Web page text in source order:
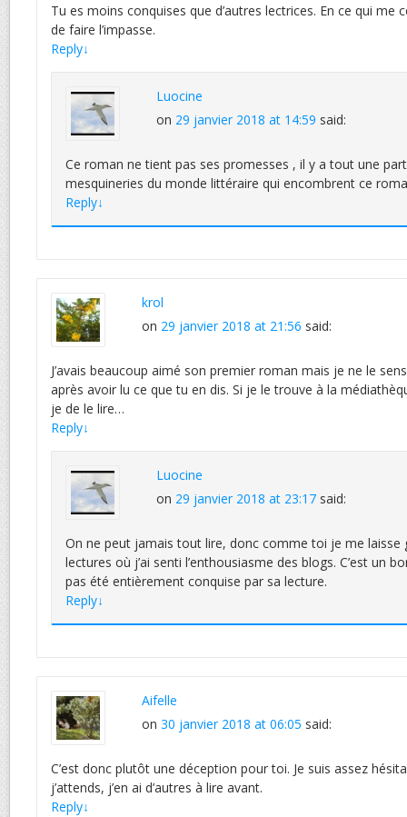
Tu es moins conquises que d’autres lectrices. En ce qui me
de faire l’impasse.
Reply↓
Luocine
on 29 janvier 2018 at 14:59 said:
Ce roman ne tient pas ses promesses , il y a tout une
mesquineries du monde littéraire qui encombrent ce
Reply↓
krol
on 29 janvier 2018 at 21:56 said:
J’avais beaucoup aimé son premier roman mais je ne le
après avoir lu ce que tu en dis. Si je le trouve à la
je de le lire…
Reply↓
Luocine
on 29 janvier 2018 at 23:17 said:
On ne peut jamais tout lire, donc comme toi je me laisse
lectures où j’ai senti l’enthousiasme des blogs. C’est un
pas été entièrement conquise par sa lecture.
Reply↓
Aifelle
on 30 janvier 2018 at 06:05 said:
C’est donc plutôt une déception pour toi. Je suis assez
j’attends, j’en ai d’autres à lire avant.
Reply↓